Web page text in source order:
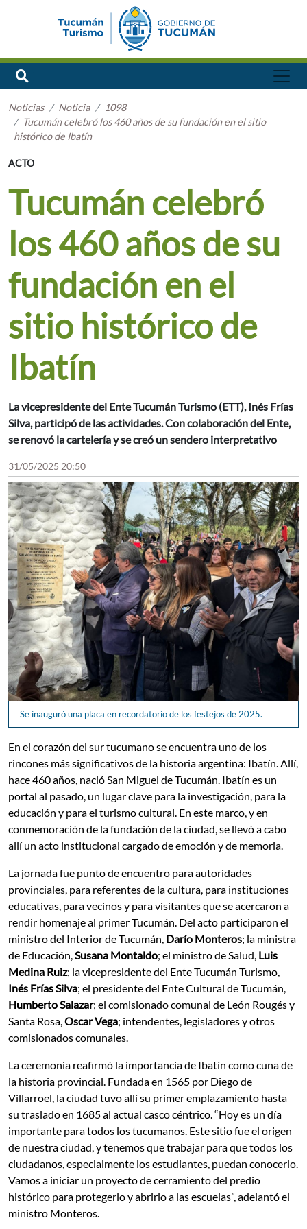
Noticias Noticia
1098
Tucumán celebró los 460 años de su fundación en el sitio
histórico de Ibatín
ACTO
Tucumán celebró
los 460 años de su
fundación en el
sitio histórico de
Ibatín
La vicepresidente del Ente Tucumán Turismo (ETT), Inés Frías
Silva, participó de las actividades. Con colaboración del Ente,
se renovó la cartelería y se creó un sendero interpretativo
31/05/2025 20:50
Se inauguró una placa en recordatorio de los festejos de 2025.
En el corazón del sur tucumano se encuentra uno de los
rincones más significativos de la historia argentina: Ibatín. Allí,
hace 460 años, nació San Miguel de Tucumán. Ibatín es un
portal al pasado, un lugar clave para la investigación, para la
educación y para el turismo cultural. En este marco, y en
conmemoración de la fundación de la ciudad, se llevó a cabo
allí un acto institucional cargado de emoción y de memoria.
La jornada fue punto de encuentro para autoridades
provinciales, para referentes de la cultura, para instituciones
educativas, para vecinos y para visitantes que se acercaron a
rendir homenaje al primer Tucumán. Del acto participaron el
ministro del Interior de Tucumán, Darío Monteros; la ministra
de Educación, Susana Montaldo; el ministro de Salud, Luis
Medina Ruiz; la vicepresidente del Ente Tucumán Turismo,
Inés Frías Silva; el presidente del Ente Cultural de Tucumán,
Humberto Salazar; el comisionado comunal de León Rougés y
Santa Rosa, Oscar Vega; intendentes, legisladores y otros
comisionados comunales.
La ceremonia reafirmó la importancia de Ibatín como cuna de
la historia provincial. Fundada en 1565 por Diego de
Villarroel, la ciudad tuvo allí su primer emplazamiento hasta
su traslado en 1685 al actual casco céntrico. “Hoy es un día
importante para todos los tucumanos. Este sitio fue el origen
de nuestra ciudad, y tenemos que trabajar para que todos los
ciudadanos, especialmente los estudiantes, puedan conocerlo.
Vamos a iniciar un proyecto de cerramiento del predio
histórico para protegerlo y abrirlo a las escuelas”, adelantó el
ministro Monteros.